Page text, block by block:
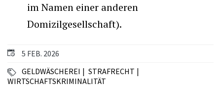
5 FEB. 2026
GELDWÄSCHEREI
STRAFRECHT
WIRTSCHAFTSKRIMINALITÄT
im Namen einer anderen
Domizilgesellschaft).